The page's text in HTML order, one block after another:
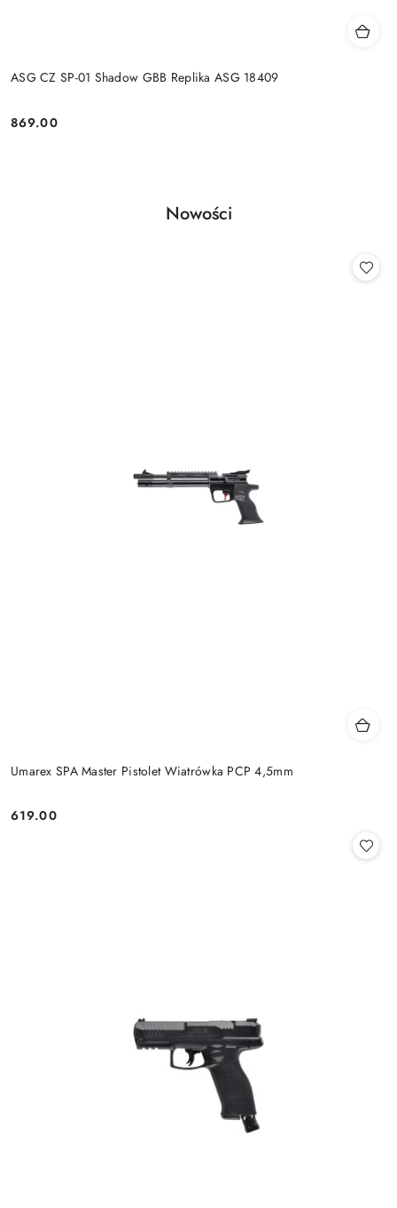
ASG CZ SP-01 Shadow GBB Replika ASG 18409
Cena:
869.00
Pomiń karuzelę produktów
Produkty
Nowości
Umarex SPA Master Pistolet Wiatrówka PCP 4,5mm
Cena:
619.00